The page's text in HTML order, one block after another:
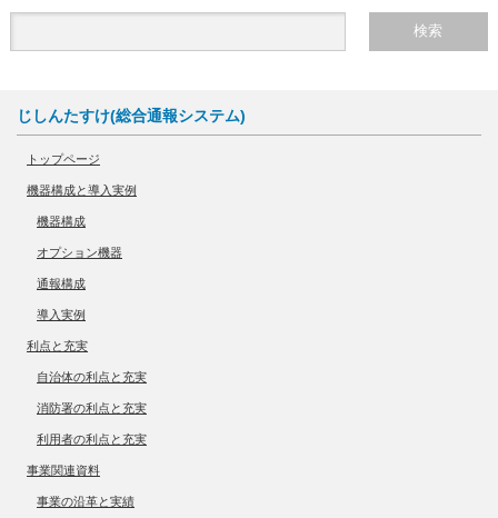
じしんたすけ(総合通報システム)
トップページ
機器構成と導入実例
機器構成
オプション機器
通報構成
導入実例
利点と充実
自治体の利点と充実
消防署の利点と充実
利用者の利点と充実
事業関連資料
事業の沿革と実績